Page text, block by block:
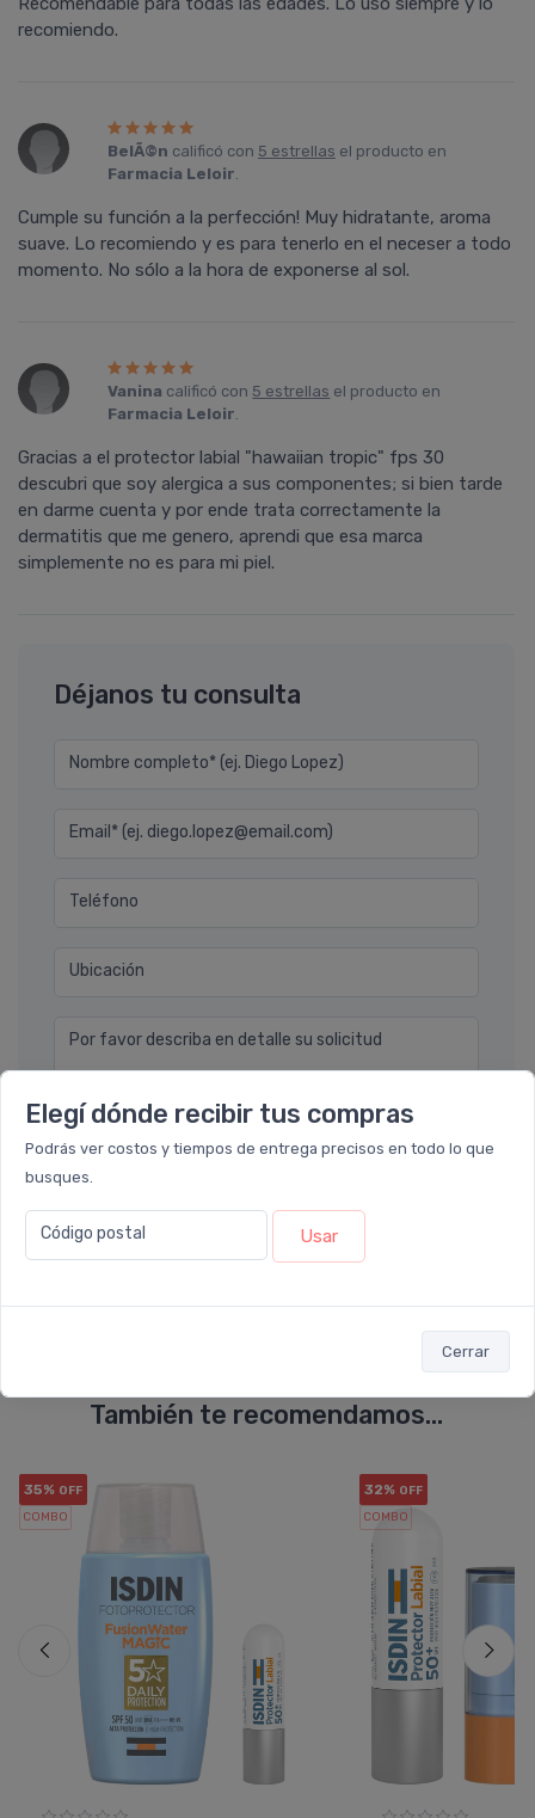
Elegí dónde recibir tus compras
Podrás ver costos y tiempos de entrega precisos en todo lo que
busques.
Código postal Usar
Cerrar
recomiendo.
BelÃ©n calificó con 5 estrellas el producto en
Farmacia Leloir.
Cumple su función a la perfección! Muy hidratante, aroma
suave. Lo recomiendo y es para tenerlo en el neceser a todo
momento. No sólo a la hora de exponerse al sol.
Vanina calificó con 5 estrellas el producto en
Farmacia Leloir.
Gracias a el protector labial "hawaiian tropic" fps 30
descubri que soy alergica a sus componentes; si bien tarde
en darme cuenta y por ende trata correctamente la
dermatitis que me genero, aprendi que esa marca
simplemente no es para mi piel.
Déjanos tu consulta
Nombre completo* (ej. Diego Lopez)
Email* (ej. diego.lopez@email.com)
Teléfono
Ubicación
Por favor describa en detalle su solicitud
Enviar consulta
También te recomendamos...
35% OFF
COMBO
32% OFF
COMBO